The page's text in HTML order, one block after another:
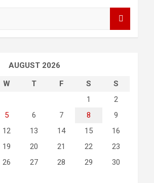
AUGUST 2026
W T F S
S
1
2
5 6 7 8
9
12 13 14 15
16
19 20 21 22
23
26 27 28 29
30